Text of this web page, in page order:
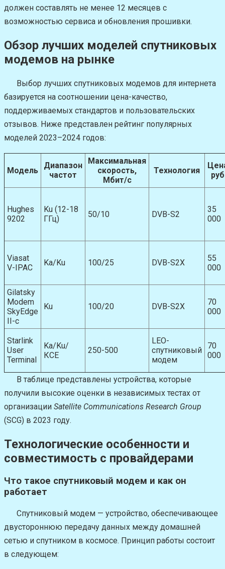
должен составлять не менее 12 месяцев с
возможностью сервиса и обновления прошивки.
Обзор лучших моделей спутниковых
модемов на рынке
Выбор лучших спутниковых модемов для интернета
базируется на соотношении цена-качество,
поддерживаемых стандартов и пользовательских
отзывов. Ниже представлен рейтинг популярных
моделей 2023–2024 годов:
Модель
Диапазон
частот
Максимальная
скорость,
Мбит/с
Технология
Hughes
9202
Ku (12-18
ГГц)
50/10 DVB-S2
35
000
Viasat
V-IPAC
Ka/Ku 100/25 DVB-S2X
55
000
Gilatsky
Modem
SkyEdge
II-c
Ku 100/20 DVB-S2X
70
000
Starlink
User
Terminal
Ka/Ku/
КСЕ
250-500
LEO-
спутниковый
модем
70
000
В таблице представлены устройства, которые
получили высокие оценки в независимых тестах от
организации Satellite Communications Research Group
(SCG) в 2023 году.
Технологические особенности и
совместимость с провайдерами
Что такое спутниковый модем и как он
работает
Спутниковый модем — устройство, обеспечивающее
двустороннюю передачу данных между домашней
сетью и спутником в космосе. Принцип работы состоит
в следующем: